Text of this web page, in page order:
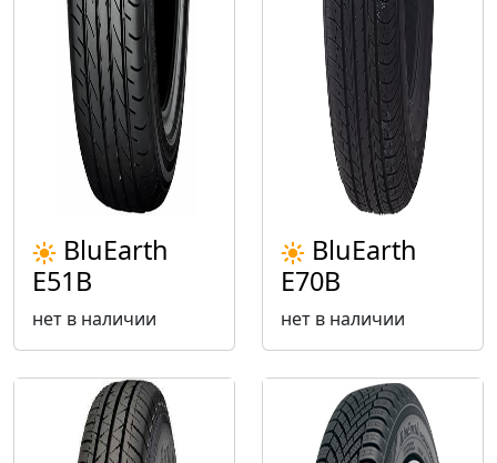
BluEarth
E51B
нет в наличии
BluEarth
E70B
нет в наличии